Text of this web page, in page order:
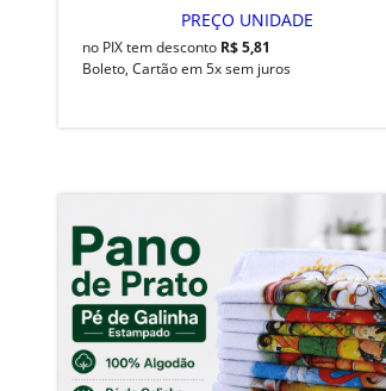
PREÇO UNIDADE
no PIX tem desconto R$ 5,81
Boleto, Cartão em 5x sem juros